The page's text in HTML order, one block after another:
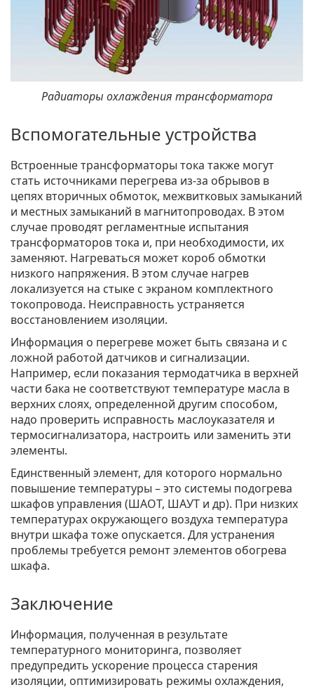
Радиаторы охлаждения трансформатора
Вспомогательные устройства
Встроенные трансформаторы тока также могут
стать источниками перегрева из-за обрывов в
цепях вторичных обмоток, межвитковых замыканий
и местных замыканий в магнитопроводах. В этом
случае проводят регламентные испытания
трансформаторов тока и, при необходимости, их
заменяют. Нагреваться может короб обмотки
низкого напряжения. В этом случае нагрев
локализуется на стыке с экраном комплектного
токопровода. Неисправность устраняется
восстановлением изоляции.
Информация о перегреве может быть связана и с
ложной работой датчиков и сигнализации.
Например, если показания термодатчика в верхней
части бака не соответствуют температуре масла в
верхних слоях, определенной другим способом,
надо проверить исправность маслоуказателя и
термосигнализатора, настроить или заменить эти
элементы.
Единственный элемент, для которого нормально
повышение температуры – это системы подогрева
шкафов управления (ШАОТ, ШАУТ и др). При низких
температурах окружающего воздуха температура
внутри шкафа тоже опускается. Для устранения
проблемы требуется ремонт элементов обогрева
шкафа.
Заключение
Информация, полученная в результате
температурного мониторинга, позволяет
предупредить ускорение процесса старения
изоляции, оптимизировать режимы охлаждения,